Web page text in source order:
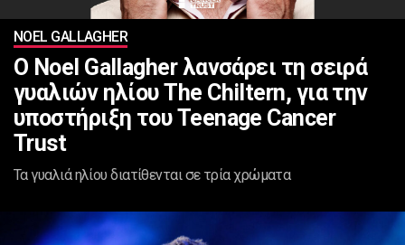
NOEL GALLAGHER
Ο Noel Gallagher λανσάρει τη σειρά
γυαλιών ηλίου The Chiltern, για την
υποστήριξη του Teenage Cancer
Trust
Τα γυαλιά ηλίου διατίθενται σε τρία χρώματα